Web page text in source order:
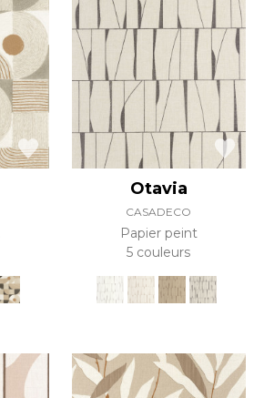
Otavia
CASADECO
Papier peint
5 couleurs